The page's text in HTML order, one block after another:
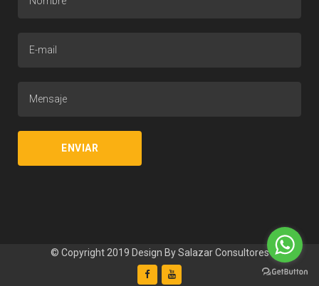
© Copyright 2019 Design BySalazar Consultores